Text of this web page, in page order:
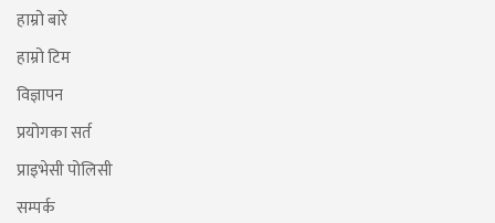
हाम्रो बारे
हाम्रो टिम
विज्ञापन
प्रयोगका सर्त
प्राइभेसी पोलिसी
सम्पर्क